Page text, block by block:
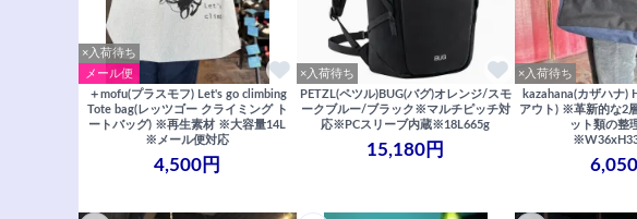
×入荷待ち
メール便
＋mofu(プラスモフ) Let's go climbing
Tote bag(レッツゴー クライミング ト
ートバッグ) ※再生素材 ※大容量14L
※メール便対応
4,500円
×入荷待ち
PETZL(ペツル)BUG(バグ)オレンジ/スモ
ークブルー/ブラック※マルチピッチ対
応※PCスリーブ内蔵※18L665g
15,180円
×入荷待ち
kazahana(カザハナ)
アウト) ※革新的な2
ット類の整